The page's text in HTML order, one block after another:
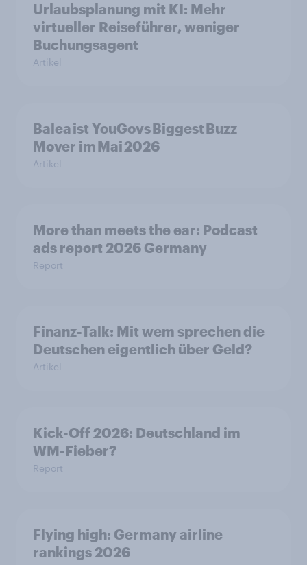
Urlaubsplanung mit KI: Mehr
virtueller Reiseführer, weniger
Buchungsagent
Artikel
Balea ist YouGovs Biggest Buzz
Mover im Mai 2026
Artikel
More than meets the ear: Podcast
ads report 2026 Germany
Report
Finanz-Talk: Mit wem sprechen die
Deutschen eigentlich über Geld?
Artikel
Kick-Off 2026: Deutschland im
WM-Fieber?
Report
Flying high: Germany airline
rankings 2026